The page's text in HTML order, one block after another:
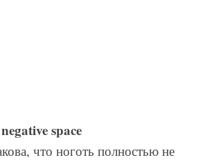
space
что ноготь полностью не